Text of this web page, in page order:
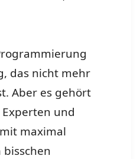
das nicht mehr
Aber es gehört
und
maximal